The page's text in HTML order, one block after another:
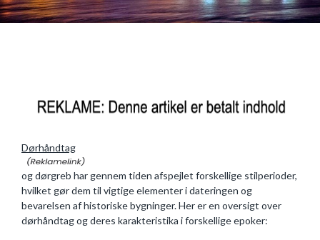
Dørhåndtag
og dørgreb har gennem tiden afspejlet forskellige stilperioder,
hvilket gør dem til vigtige elementer i dateringen og
bevarelsen af historiske bygninger. Her er en oversigt over
dørhåndtag og deres karakteristika i forskellige epoker: